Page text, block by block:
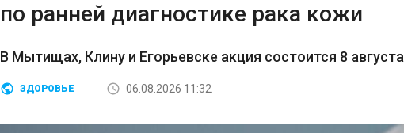
по ранней диагностике рака кожи
В Мытищах, Клину и Егорьевске акция состоится 8 августа
ЗДОРОВЬЕ 06.08.2026 11:32